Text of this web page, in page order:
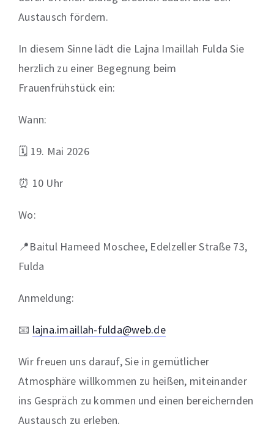
Austausch fördern.
In diesem Sinne lädt die Lajna Imaillah Fulda Sie
herzlich zu einer Begegnung beim
Frauenfrühstück ein:
Wann:
🗓️ 19. Mai 2026
⏰ 10 Uhr
Wo:
📍Baitul Hameed Moschee, Edelzeller Straße 73,
Fulda
Anmeldung:
📧 lajna.imaillah-fulda@web.de
Wir freuen uns darauf, Sie in gemütlicher
Atmosphäre willkommen zu heißen, miteinander
ins Gespräch zu kommen und einen bereichernden
Austausch zu erleben.